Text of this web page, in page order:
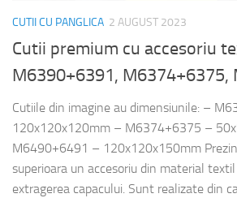
CUTII CU PANGLICA 2 AUGUST 2023
Cutii premium cu accesoriu
M6390+6391, M6374+6375,
Cutiile din imagine au dimensiunile: –
120x120x120mm – M6374+6375 –
M6490+6491 – 120x120x150mm
superioara un accesoriu din material
extragerea capacului. Sunt realizate din